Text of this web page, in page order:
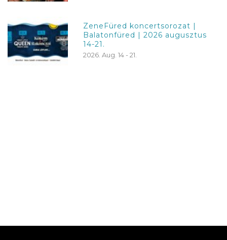
ZeneFüred koncertsorozat |
Balatonfüred | 2026 augusztus
14-21.
2026. Aug. 14 - 21.